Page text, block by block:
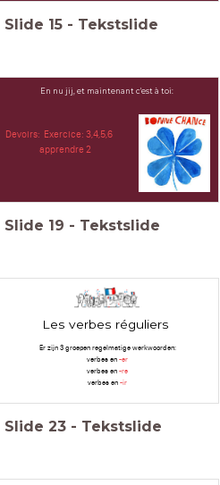
Slide 15 - Tekstslide
En nu jij, et maintenant c'est à toi:
Devoirs: Exercice: 3,4,5,6
apprendre 2
Slide 19 - Tekstslide
Les verbes réguliers
Er zijn 3 groepen regelmatige werkwoorden:
verbes en -er
verbes en -re
verbes en -ir
Slide 23 - Tekstslide